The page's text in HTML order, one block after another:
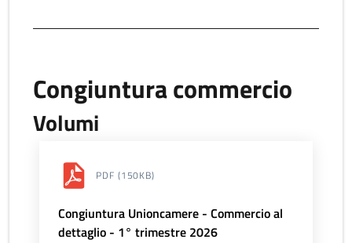
Congiuntura commercio
Volumi
PDF (150KB)
Congiuntura Unioncamere - Commercio al
dettaglio - 1° trimestre 2026